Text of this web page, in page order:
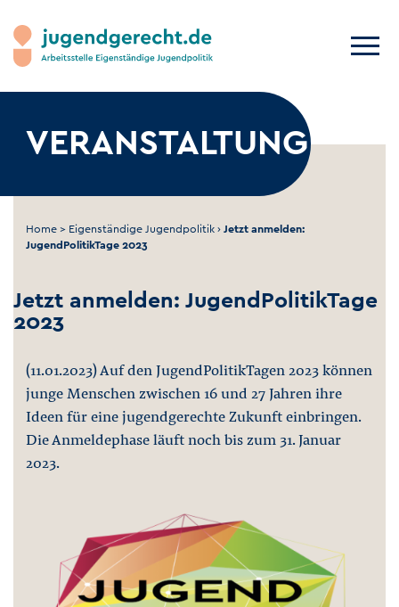
VERANSTALTUNG
Home > Eigenständige Jugendpolitik › Jetzt anmelden:
JugendPolitikTage 2023
Jetzt anmelden: JugendPolitikTage
2023
(11.01.2023) Auf den JugendPolitikTagen 2023 können
junge Menschen zwischen 16 und 27 Jahren ihre
Ideen für eine jugendgerechte Zukunft einbringen.
Die Anmeldephase läuft noch bis zum 31. Januar
2023.